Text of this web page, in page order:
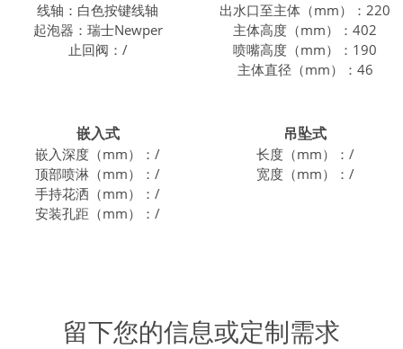
线轴：白色按键线轴
起泡器：瑞士Newper
止回阀：/
出水口至主体（mm）：220
主体高度（mm）：402
喷嘴高度（mm）：190
主体直径（mm）：46
嵌入式
嵌入深度（mm）：/
顶部喷淋（mm）：/
手持花洒（mm）：/
安装孔距（mm）：/
吊坠式
长度（mm）：/
宽度（mm）：/
留下您的信息或定制需求